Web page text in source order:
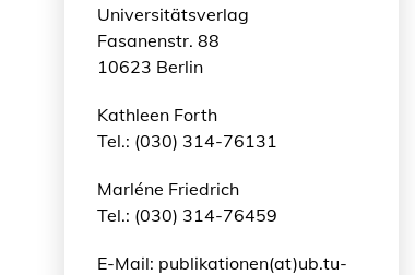
Universitätsverlag
Fasanenstr. 88
10623 Berlin
Kathleen Forth
Tel.: (030) 314-76131
Marléne Friedrich
Tel.: (030) 314-76459
E-Mail: publikationen(at)ub.tu-